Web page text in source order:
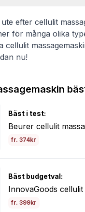
efter cellulit
för många olika
cellulit
nu!
Bäst i test:
Beurer cellulit
fr. 374kr
Bäst budgetval:
InnovaGoods cellulit
fr. 399kr